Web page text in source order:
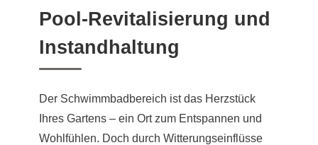
Pool-Revitalisierung und
Instandhaltung
Der Schwimmbadbereich ist das Herzstück
Ihres Gartens – ein Ort zum Entspannen und
Wohlfühlen. Doch durch Witterungseinflüsse